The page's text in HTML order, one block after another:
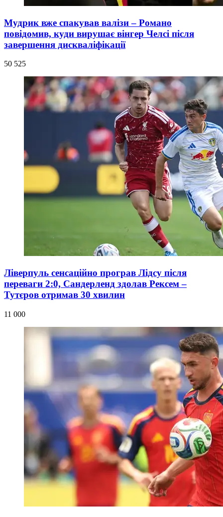
Мудрик вже спакував валізи – Романо
повідомив, куди вирушає вінгер Челсі після
завершення дискваліфікації
50 525
Ліверпуль сенсаційно програв Лідсу після
переваги 2:0, Сандерленд здолав Рексем –
Тутєров отримав 30 хвилин
11 000